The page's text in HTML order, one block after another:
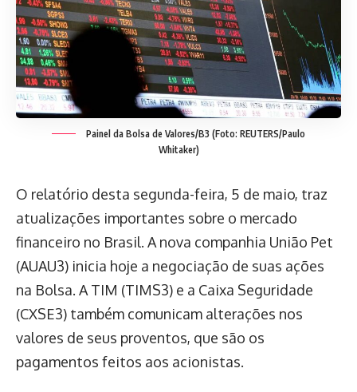
Painel da Bolsa de Valores/B3 (Foto: REUTERS/Paulo
Whitaker)
O relatório desta segunda-feira, 5 de maio, traz
atualizações importantes sobre o mercado
financeiro no Brasil. A nova companhia União Pet
(AUAU3) inicia hoje a negociação de suas ações
na Bolsa. A TIM (TIMS3) e a Caixa Seguridade
(CXSE3) também comunicam alterações nos
valores de seus proventos, que são os
pagamentos feitos aos acionistas.